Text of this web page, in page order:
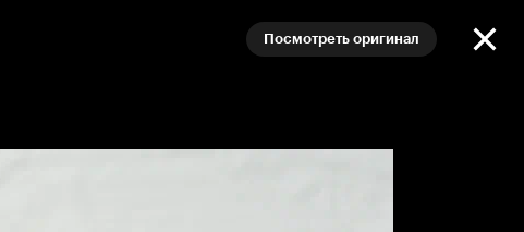
Посмотреть оригинал